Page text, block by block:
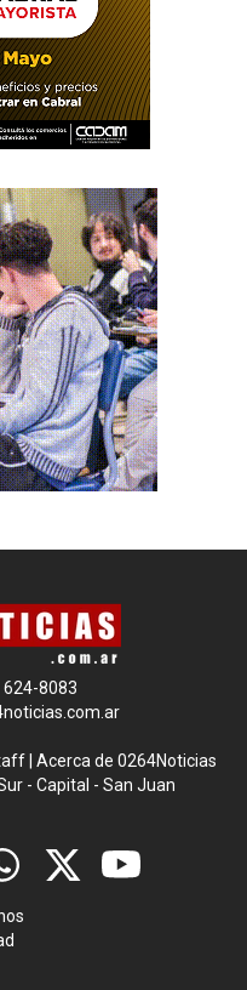
8083
|Acerca de 0264Noticias
- Capital - San Juan